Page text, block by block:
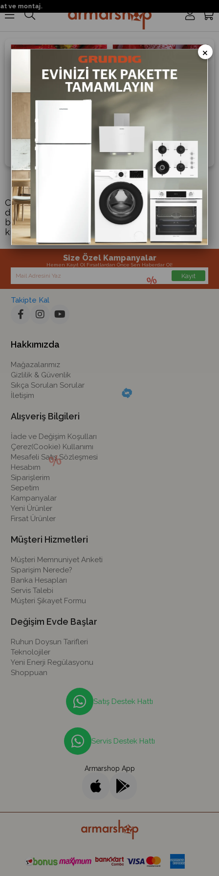
Cool & Freeze Zone
Cool&Free Zone bölmesini ister soğutucu, ister
dondurucu kullanabilirsiniz. Böylelikle
buzdolabınızın soğutucu ve dondurucu hacmini
kişisel ihtiyacınıza göre değiştirebilirsiniz.
Size Özel Kampanyalar
Hemen Kayıt Ol Fırsatlardan Önce Sen Haberdar Ol!
Kayıt
Takipte Kal
Hakkımızda
Mağazalarımız
Gizlilik & Güvenlik
Sıkça Sorulan Sorular
İletişim
Alışveriş Bilgileri
İade ve Değişim Koşulları
Çerez(Cookie) Kullanımı
Mesafeli Satış Sözleşmesi
Hesabım
Siparişlerim
Sepetim
Kampanyalar
Yeni Ürünler
Fırsat Ürünler
Müşteri Hizmetleri
Müşteri Memnuniyet Anketi
Siparişim Nerede?
Banka Hesapları
Servis Talebi
Müşteri Şikayet Formu
Değişim Evde Başlar
Ruhun Doysun Tarifleri
Teknolojiler
Yeni Enerji Regülasyonu
Shoppuan
Satış Destek Hattı
Servis Destek Hattı
Armarshop App
ve montaj.
×